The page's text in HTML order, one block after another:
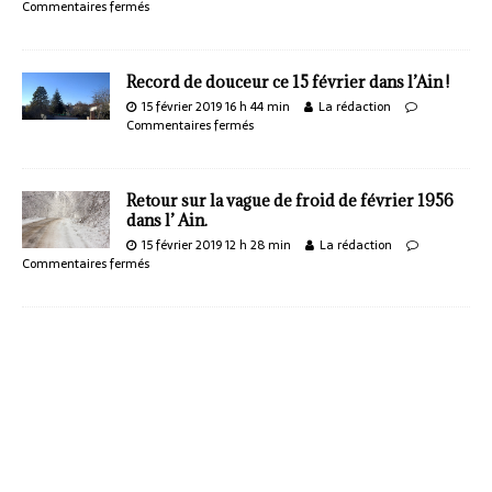
Commentaires fermés
Record de douceur ce 15 février dans l’Ain !
15 février 2019 16 h 44 min
La rédaction
Commentaires fermés
Retour sur la vague de froid de février 1956
dans l’ Ain.
15 février 2019 12 h 28 min
La rédaction
Commentaires fermés